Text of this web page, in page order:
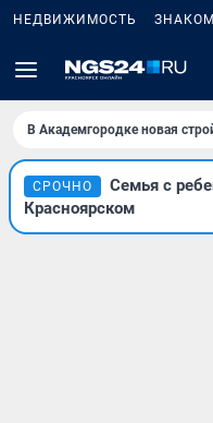
НЕДВИЖИМОСТЬ
В Академгородке новая
СРОЧНО
Семья с
Красноярском